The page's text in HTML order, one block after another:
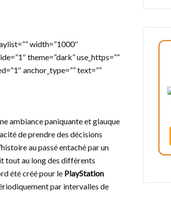
width=”1000″
theme=”dark” use_https=””
anchor_type=”” text=””
ambiance paniquante et glauque
de prendre des décisions
au passé entaché par un
tout au long des différents
été créé pour le PlayStation
par intervalles de